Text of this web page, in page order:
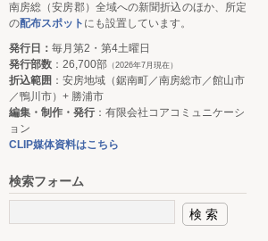
南房総（安房郡）全域への新聞折込のほか、所定
の配布スポット にも設置しています。
発行日： 毎月第2・第4土曜日
発行部数 ：26,700部 （2026年7月現在）
折込範囲 ：安房地域（鋸南町／南房総市／館山市
／鴨川市）+ 勝浦市
編集・制作・発行：有限会社コアコミュニケーシ
ョン
CLIP媒体資料はこちら
検索フォーム